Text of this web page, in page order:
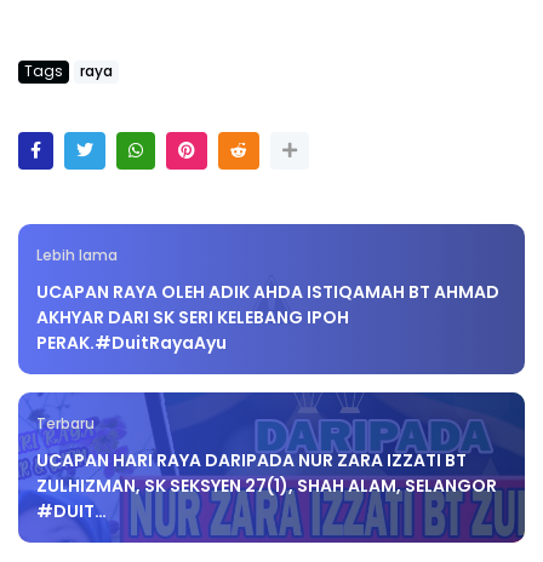
Tags raya
Lebih lama
UCAPAN RAYA OLEH ADIK AHDA ISTIQAMAH BT AHMAD
AKHYAR DARI SK SERI KELEBANG IPOH
PERAK.#DuitRayaAyu
Terbaru
UCAPAN HARI RAYA DARIPADA NUR ZARA IZZATI BT
ZULHIZMAN, SK SEKSYEN 27(1), SHAH ALAM, SELANGOR
#DUIT…